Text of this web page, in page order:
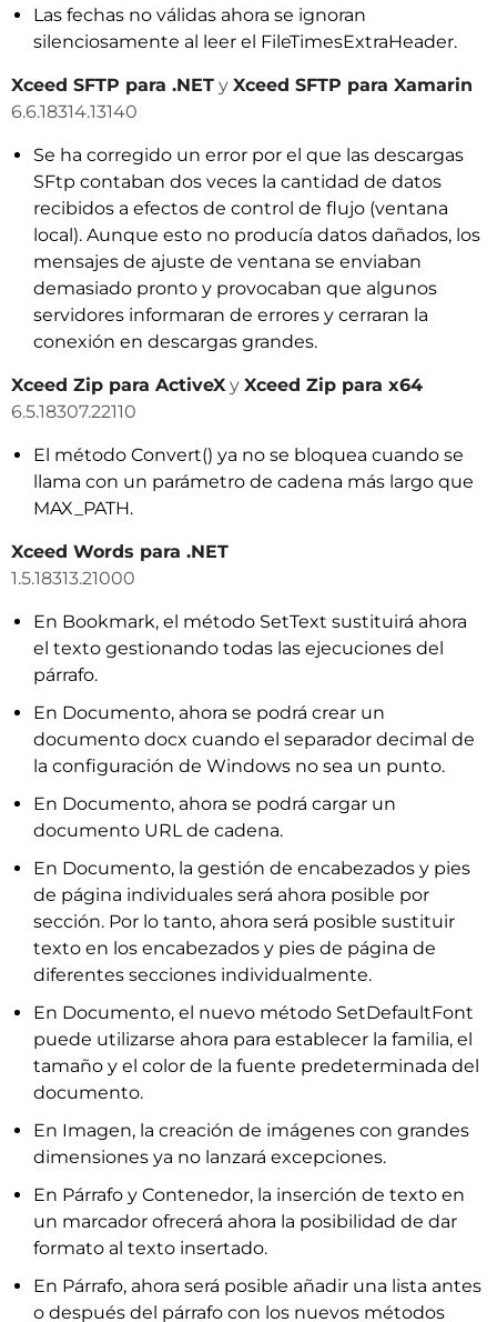
Las fechas no válidas ahora se ignoran
silenciosamente al leer el FileTimesExtraHeader.
Xceed SFTP para .NET y Xceed SFTP para Xamarin
6.6.18314.13140
Se ha corregido un error por el que las descargas
SFtp contaban dos veces la cantidad de datos
recibidos a efectos de control de flujo (ventana
local). Aunque esto no producía datos dañados, los
mensajes de ajuste de ventana se enviaban
demasiado pronto y provocaban que algunos
servidores informaran de errores y cerraran la
conexión en descargas grandes.
Xceed Zip para ActiveX y Xceed Zip para x64
6.5.18307.22110
El método Convert() ya no se bloquea cuando se
llama con un parámetro de cadena más largo que
MAX_PATH.
Xceed Words para .NET
1.5.18313.21000
En Bookmark, el método SetText sustituirá ahora
el texto gestionando todas las ejecuciones del
párrafo.
En Documento, ahora se podrá crear un
documento docx cuando el separador decimal de
la configuración de Windows no sea un punto.
En Documento, ahora se podrá cargar un
documento URL de cadena.
En Documento, la gestión de encabezados y pies
de página individuales será ahora posible por
sección. Por lo tanto, ahora será posible sustituir
texto en los encabezados y pies de página de
diferentes secciones individualmente.
En Documento, el nuevo método SetDefaultFont
puede utilizarse ahora para establecer la familia, el
tamaño y el color de la fuente predeterminada del
documento.
En Imagen, la creación de imágenes con grandes
dimensiones ya no lanzará excepciones.
En Párrafo y Contenedor, la inserción de texto en
un marcador ofrecerá ahora la posibilidad de dar
formato al texto insertado.
En Párrafo, ahora será posible añadir una lista antes
o después del párrafo con los nuevos métodos